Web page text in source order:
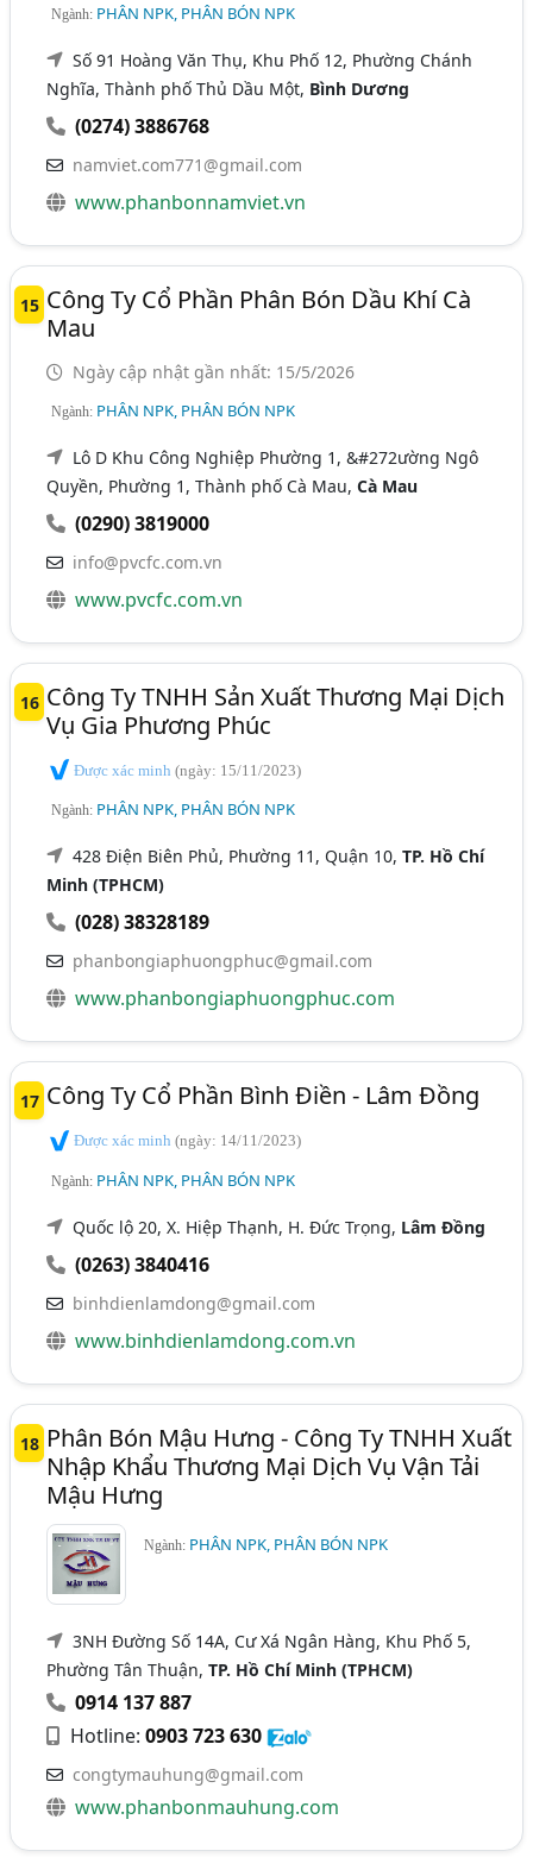
Ngành: PHÂN NPK, PHÂN BÓN NPK
Số 91 Hoàng Văn Thụ, Khu Phố 12, Phường Chánh
Nghĩa, Thành phố Thủ Dầu Một, Bình Dương
(0274) 3886768
namviet.com771@gmail.com
www.phanbonnamviet.vn
15 Công Ty Cổ Phần Phân Bón Dầu Khí Cà
Mau
Ngày cập nhật gần nhất: 15/5/2026
Ngành: PHÂN NPK, PHÂN BÓN NPK
Lô D Khu Công Nghiệp Phường 1, &#272ường Ngô
Quyền, Phường 1, Thành phố Cà Mau,Cà Mau
(0290) 3819000
info@pvcfc.com.vn
www.pvcfc.com.vn
16 Công Ty TNHH Sản Xuất Thương Mại Dịch
Vụ Gia Phương Phúc
Được xác minh(ngày: 15/11/2023)
Ngành: PHÂN NPK, PHÂN BÓN NPK
428 Điện Biên Phủ, Phường 11, Quận 10,TP. Hồ Chí
Minh (TPHCM)
(028) 38328189
phanbongiaphuongphuc@gmail.com
www.phanbongiaphuongphuc.com
17 Công Ty Cổ Phần Bình Điền - Lâm Đồng
Được xác minh(ngày: 14/11/2023)
Ngành: PHÂN NPK, PHÂN BÓN NPK
Quốc lộ 20, X. Hiệp Thạnh, H. Đức Trọng, Lâm Đồng
(0263) 3840416
binhdienlamdong@gmail.com
www.binhdienlamdong.com.vn
18 Phân Bón Mậu Hưng - Công Ty TNHH Xuất
Nhập Khẩu Thương Mại Dịch Vụ Vận Tải
Mậu Hưng
Ngành: PHÂN NPK, PHÂN BÓN NPK
3NH Đường Số 14A, Cư Xá Ngân Hàng, Khu Phố 5,
Phường Tân Thuận,TP. Hồ Chí Minh (TPHCM)
0914 137 887
Hotline:0903 723 630
congtymauhung@gmail.com
www.phanbonmauhung.com